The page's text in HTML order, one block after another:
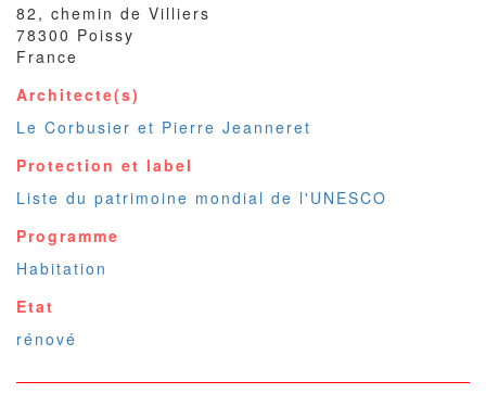
82, chemin de Villiers
78300 Poissy
France
Architecte(s)
Le Corbusier et Pierre Jeanneret
Protection et label
Liste du patrimoine mondial de l'UNESCO
Programme
Habitation
Etat
rénové